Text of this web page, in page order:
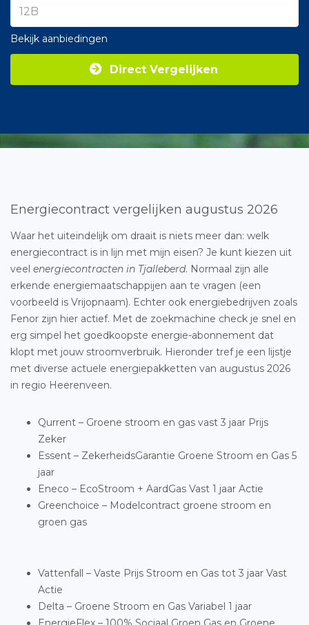
Bekijk aanbiedingen
Direct Vergelijken
Energiecontract vergelijken augustus 2026
Waar het uiteindelijk om draait is niets meer dan: welk
energiecontract is in lijn met mijn eisen? Je kunt kiezen uit
veel energiecontracten in Tjalleberd. Normaal zijn alle
erkende energiemaatschappijen aan te vragen (een
voorbeeld is Vrijopnaam). Echter ook energiebedrijven zoals
Fenor zijn hier actief. Met de zoekmachine check je snel en
erg simpel het goedkoopste energie-abonnement dat
klopt met jouw stroomverbruik. Hieronder tref je een lijstje
met diverse actuele energiepakketten van augustus 2026
in regio Heerenveen.
Qurrent – Groene stroom en gas vast 3 jaar Prijs
Zeker
Essent – ZekerheidsGarantie Groene Stroom en Gas 5
jaar
Eneco – EcoStroom + AardGas Vast 1 jaar Actie
Greenchoice – Modelcontract groene stroom en
groen gas
Vattenfall – Vaste Prijs Stroom en Gas tot 3 jaar Vast
Actie
Delta – Groene Stroom en Gas Variabel 1 jaar